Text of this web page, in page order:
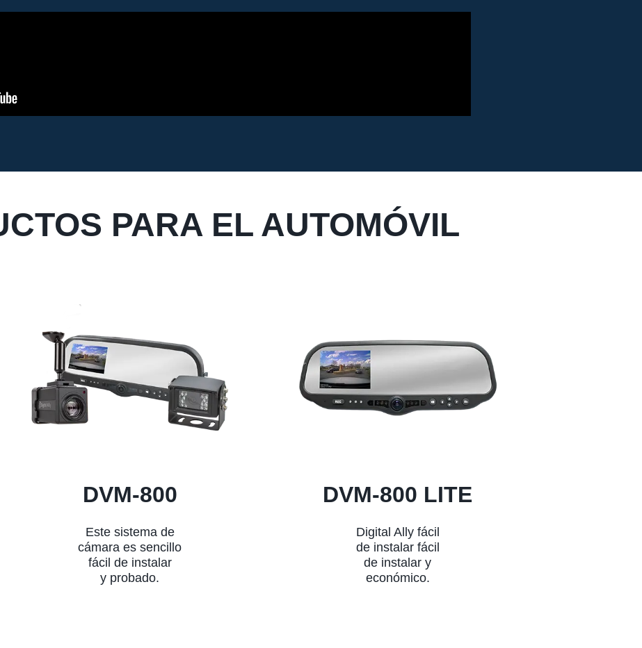
PARA EL AUTOMÓVIL
DVM-800
Este sistema de
cámara es sencillo
fácil de instalar
y probado.
DVM-800 LITE
Digital Ally fácil
de instalar fácil
de instalar y
económico.